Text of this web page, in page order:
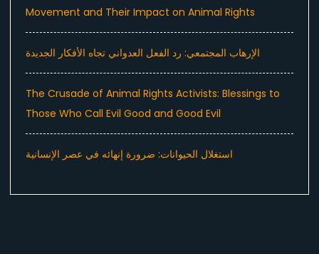
Movement and Their Impact on Animal Rights
الإرهاب المجتمعي: رد الفعل العدواني تجاه الأفكار الجديدة
The Crusade of Animal Rights Activists: Blessings to
Those Who Call Evil Good and Good Evil
استغلال الحيوانات: ضرورة إنهائه في عصر الإنسانية